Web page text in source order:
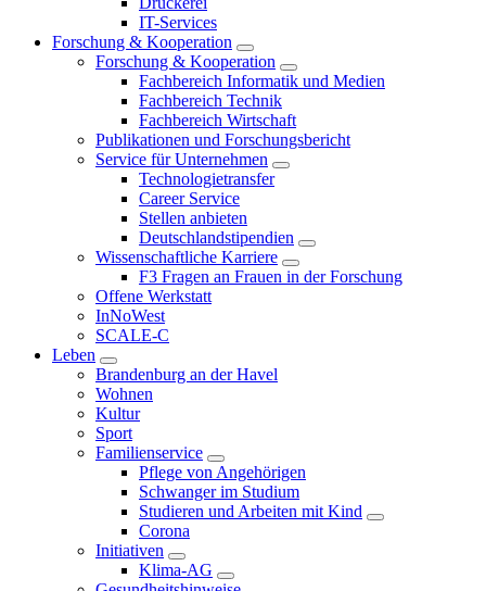
IT-Services
Forschung & Kooperation
Forschung & Kooperation
Fachbereich Informatik und Medien
Fachbereich Technik
Fachbereich Wirtschaft
Publikationen und Forschungsbericht
Service für Unternehmen
Technologietransfer
Career Service
Stellen anbieten
Deutschlandstipendien
Wissenschaftliche Karriere
F3 Fragen an Frauen in der Forschung
Offene Werkstatt
InNoWest
SCALE-C
Leben
Brandenburg an der Havel
Wohnen
Kultur
Sport
Familienservice
Pflege von Angehörigen
Schwanger im Studium
Studieren und Arbeiten mit Kind
Corona
Initiativen
Klima-AG